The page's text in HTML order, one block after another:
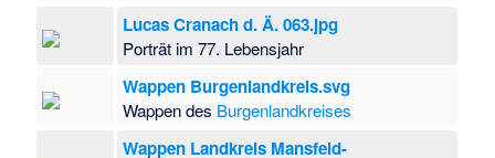
Kriegerdenkmal
Kloster Neuendorf
Kriegerdenkmal
Köckte·
Kriegerdenkmal
Lucas Cranach d. Ä. 063.jpg
Porträt im 77. Lebensjahr
Wappen Burgenlandkreis.svg
Wappen des Burgenlandkreises
Wappen Landkreis Mansfeld-